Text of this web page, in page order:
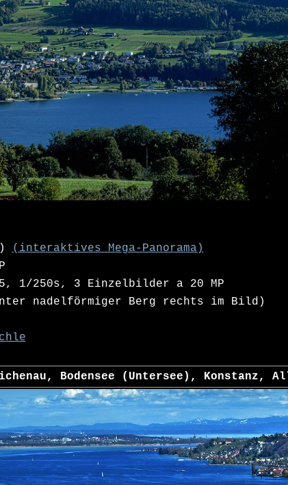
(interaktives Mega-Panorama)
1/250s, 3 Einzelbilder a 20 MP
nadelförmiger Berg rechts im Bild)
Bodensee (Untersee), Konstanz,